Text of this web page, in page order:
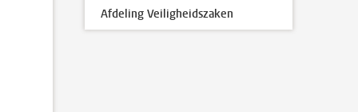
Afdeling Veiligheidszaken